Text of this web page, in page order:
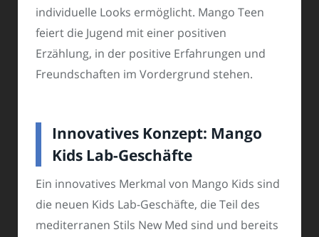
individuelle Looks ermöglicht. Mango Teen
feiert die Jugend mit einer positiven
Erzählung, in der positive Erfahrungen und
Freundschaften im Vordergrund stehen.
Innovatives Konzept: Mango
Kids Lab-Geschäfte
Ein innovatives Merkmal von Mango Kids sind
die neuen Kids Lab-Geschäfte, die Teil des
mediterranen Stils New Med sind und bereits